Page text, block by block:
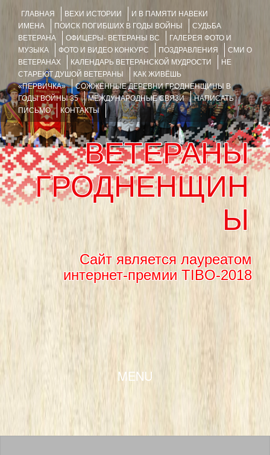
ГЛАВНАЯ ВЕХИ ИСТОРИИ
И В ПАМЯТИ НАВЕКИ
ИМЕНА
ПОИСК ПОГИБШИХ В ГОДЫ ВОЙНЫ
СУДЬБА
ВЕТЕРАНА
ОФИЦЕРЫ- ВЕТЕРАНЫ ВС
ГАЛЕРЕЯ ФОТО И
МУЗЫКА
ФОТО И ВИДЕО КОНКУРС ПОЗДРАВЛЕНИЯ
СМИ О
ВЕТЕРАНАХ
КАЛЕНДАРЬ ВЕТЕРАНСКОЙ МУДРОСТИ
НЕ
СТАРЕЮТ ДУШОЙ ВЕТЕРАНЫ
КАК ЖИВЁШЬ
«ПЕРВИЧКА»
СОЖЖЁННЫЕ ДЕРЕВНИ ГРОДНЕНЩИНЫ В
ГОДЫ ВОЙНЫ 35
МЕЖДУНАРОДНЫЕ СВЯЗИ
НАПИСАТЬ
ПИСЬМО
КОНТАКТЫ
ВЕТЕРАНЫ
ГРОДНЕНЩИН
Ы
Сайт является лауреатом
интернет-премии TIBO-2018
MENU
SKIP TO CONTENT